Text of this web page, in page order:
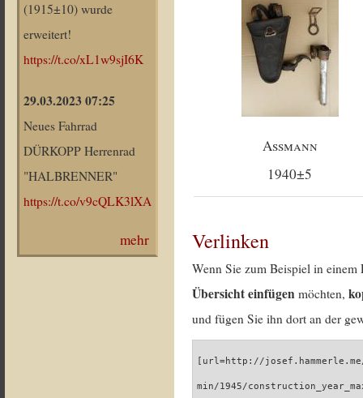
(1915±10) wurde
erweitert!
https://t.co/xL1w9sjI6K
29.03.2023 07:25
Neues Fahrrad
DÜRKOPP Herrenrad
"HALBRENNER"
https://t.co/v9cQLK3lXA
mehr
Assmann
1940±5
Verlinken
Wenn Sie zum Beispiel in
Übersicht einfügen möchten,
und fügen Sie ihn dort an der
[url=http://
min/1945/